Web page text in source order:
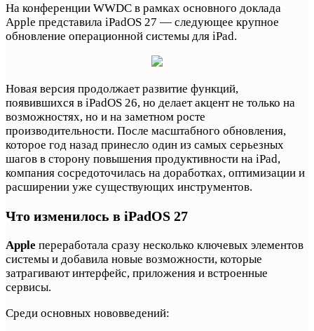
На конференции WWDC в рамках основного доклада
Apple представила iPadOS 27 — следующее крупное
обновление операционной системы для iPad.
Новая версия продолжает развитие функций,
появившихся в iPadOS 26, но делает акцент не только на
возможностях, но и на заметном росте
производительности. После масштабного обновления,
которое год назад принесло один из самых серьезных
шагов в сторону повышения продуктивности на iPad,
компания сосредоточилась на доработках, оптимизации и
расширении уже существующих инструментов.
Что изменилось в iPadOS 27
Apple переработала сразу несколько ключевых элементов
системы и добавила новые возможности, которые
затрагивают интерфейс, приложения и встроенные
сервисы.
Среди основных нововведений: